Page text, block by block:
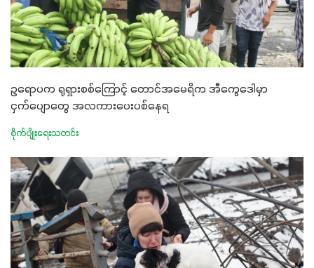
ဥရောပက ရုရှားစစ်ကြောင့် တောင်အမေရိက အီကွေဒေါမှာ
ငှက်ပျောတွေ အလကားပေးပစ်နေရ
စိုက်ပျိုးရေးသတင်း